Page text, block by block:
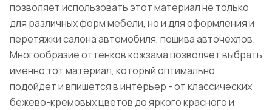
позволяет использовать этот материал не только
для различных форм мебели, но и для оформления и
перетяжки салона автомобиля, пошива авточехлов.
Многообразие оттенков кожзама позволяет выбрать
именно тот материал, который оптимально
подойдет и впишется в интерьер - от классических
бежево-кремовых цветов до яркого красного и